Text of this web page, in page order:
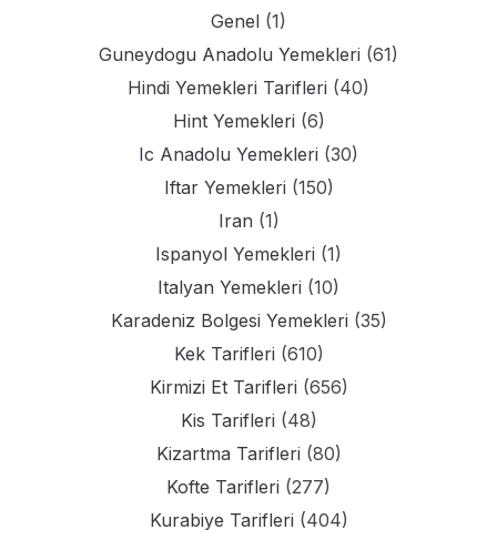
Genel (1)
Guneydogu Anadolu Yemekleri (61)
Hindi Yemekleri Tarifleri (40)
Hint Yemekleri (6)
Ic Anadolu Yemekleri (30)
Iftar Yemekleri (150)
Iran (1)
Ispanyol Yemekleri (1)
Italyan Yemekleri (10)
Karadeniz Bolgesi Yemekleri (35)
Kek Tarifleri (610)
Kirmizi Et Tarifleri (656)
Kis Tarifleri (48)
Kizartma Tarifleri (80)
Kofte Tarifleri (277)
Kurabiye Tarifleri (404)